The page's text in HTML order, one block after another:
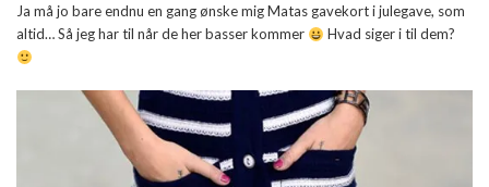
Ja må jo bare endnu en gang ønske mig Matas gavekort i julegave, som
altid… Så jeg har til når de her basser kommer
Hvad siger i til dem?